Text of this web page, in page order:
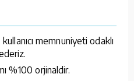
memnuniyeti odaklı
%100 orjinaldir.